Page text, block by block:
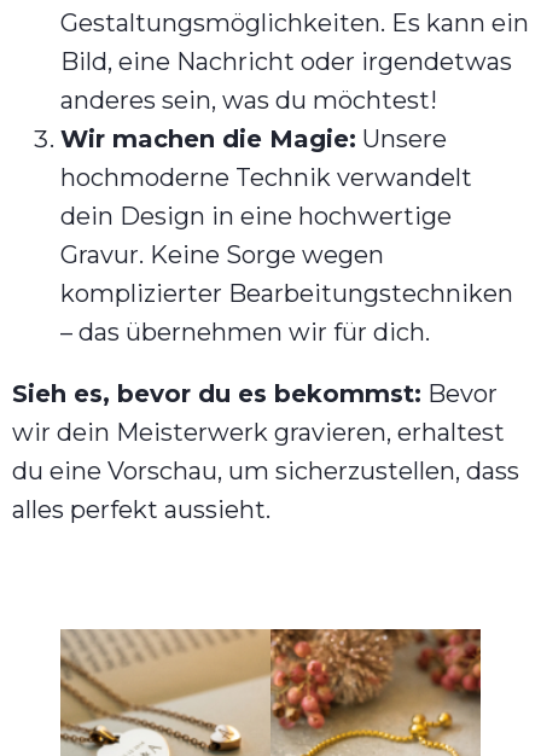
Gestaltungsmöglichkeiten. Es kann ein
Bild, eine Nachricht oder irgendetwas
anderes sein, was du möchtest!
Wir machen die Magie: Unsere
hochmoderne Technik verwandelt
dein Design in eine hochwertige
Gravur. Keine Sorge wegen
komplizierter Bearbeitungstechniken
– das übernehmen wir für dich.
Sieh es, bevor du es bekommst: Bevor
wir dein Meisterwerk gravieren, erhaltest
du eine Vorschau, um sicherzustellen, dass
alles perfekt aussieht.